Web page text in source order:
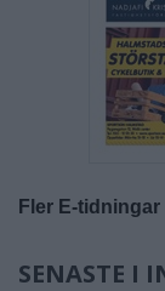
Fler E-tidningar
SENASTE I